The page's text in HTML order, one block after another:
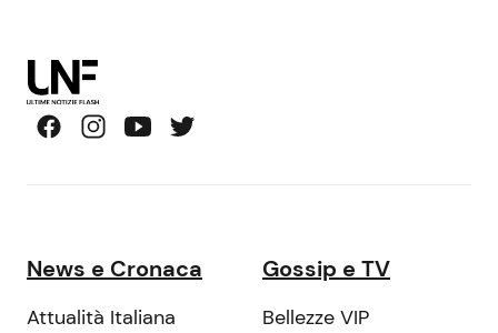
News e Cronaca
Attualità Italiana
Gossip e TV
Bellezze VIP